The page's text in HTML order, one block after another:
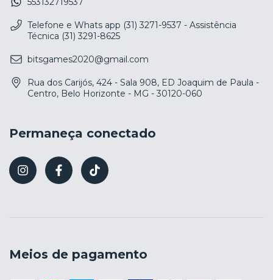
Telefone e Whats app (31) 3271-9537 - Assistência
Técnica (31) 3291-8625
bitsgames2020@gmail.com
Rua dos Carijós, 424 - Sala 908, ED Joaquim de Paula -
Centro, Belo Horizonte - MG - 30120-060
Permaneça conectado
Meios de pagamento